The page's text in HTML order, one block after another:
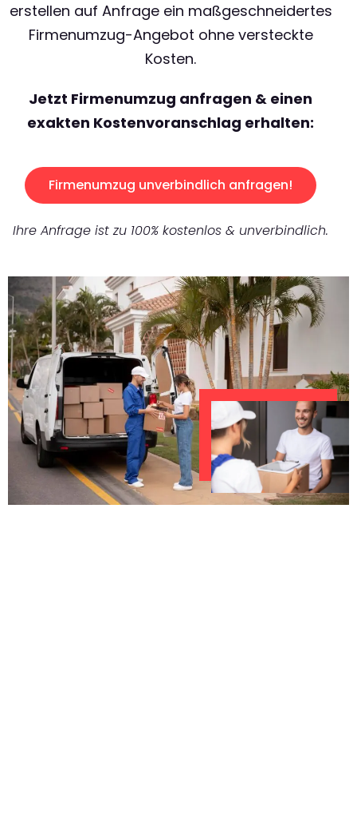
erstellen auf Anfrage ein maßgeschneidertes
Firmenumzug-Angebot ohne versteckte
Kosten.
Jetzt Firmenumzug anfragen & einen
exakten Kostenvoranschlag erhalten:
Firmenumzug unverbindlich anfragen!
Ihre Anfrage ist zu 100% kostenlos & unverbindlich.